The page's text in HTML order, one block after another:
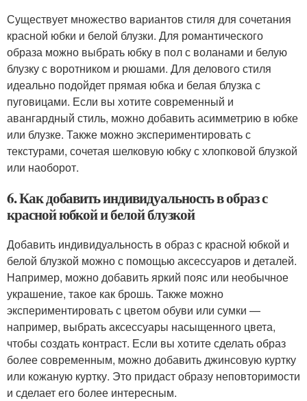
Существует множество вариантов стиля для сочетания
красной юбки и белой блузки. Для романтического
образа можно выбрать юбку в пол с воланами и белую
блузку с воротником и рюшами. Для делового стиля
идеально подойдет прямая юбка и белая блузка с
пуговицами. Если вы хотите современный и
авангардный стиль, можно добавить асимметрию в юбке
или блузке. Также можно экспериментировать с
текстурами, сочетая шелковую юбку с хлопковой блузкой
или наоборот.
6. Как добавить индивидуальность в образ с
красной юбкой и белой блузкой
Добавить индивидуальность в образ с красной юбкой и
белой блузкой можно с помощью аксессуаров и деталей.
Например, можно добавить яркий пояс или необычное
украшение, такое как брошь. Также можно
экспериментировать с цветом обуви или сумки —
например, выбрать аксессуары насыщенного цвета,
чтобы создать контраст. Если вы хотите сделать образ
более современным, можно добавить джинсовую куртку
или кожаную куртку. Это придаст образу неповторимости
и сделает его более интересным.